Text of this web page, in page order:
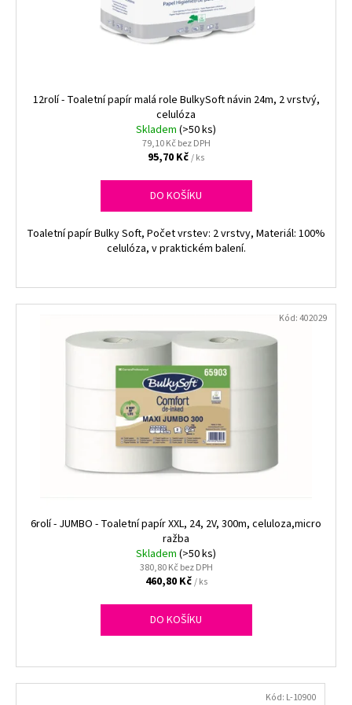
12rolí - Toaletní papír malá role BulkySoft návin 24m, 2 vrstvý,
celulóza
Skladem (>50 ks)
79,10 Kč bez DPH
95,70 Kč/ ks
DO KOŠÍKU
Toaletní papír Bulky Soft, Počet vrstev: 2 vrstvy, Materiál: 100%
celulóza, v praktickém balení.
6rolí - JUMBO - Toaletní papír XXL, 24, 2V, 300m, celuloza,micro
ražba
Skladem (>50 ks)
380,80 Kč bez DPH
460,80 Kč/ ks
DO KOŠÍKU
Kód:402029
Kód: L-10900